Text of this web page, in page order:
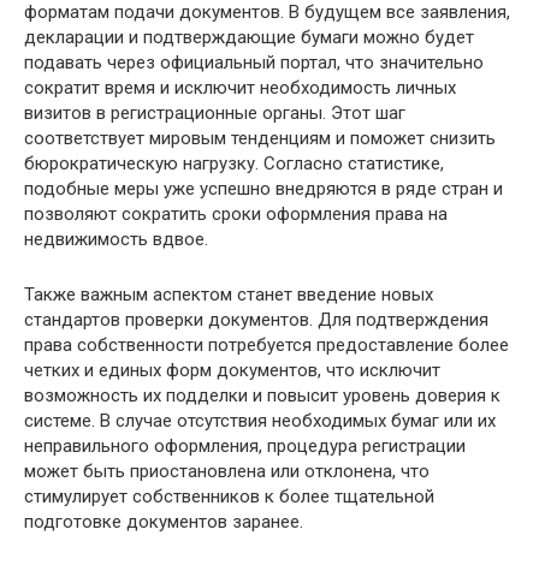
форматам подачи документов. В будущем все заявления,
декларации и подтверждающие бумаги можно будет
подавать через официальный портал, что значительно
сократит время и исключит необходимость личных
визитов в регистрационные органы. Этот шаг
соответствует мировым тенденциям и поможет снизить
бюрократическую нагрузку. Согласно статистике,
подобные меры уже успешно внедряются в ряде стран и
позволяют сократить сроки оформления права на
недвижимость вдвое.
Также важным аспектом станет введение новых
стандартов проверки документов. Для подтверждения
права собственности потребуется предоставление более
четких и единых форм документов, что исключит
возможность их подделки и повысит уровень доверия к
системе. В случае отсутствия необходимых бумаг или их
неправильного оформления, процедура регистрации
может быть приостановлена или отклонена, что
стимулирует собственников к более тщательной
подготовке документов заранее.